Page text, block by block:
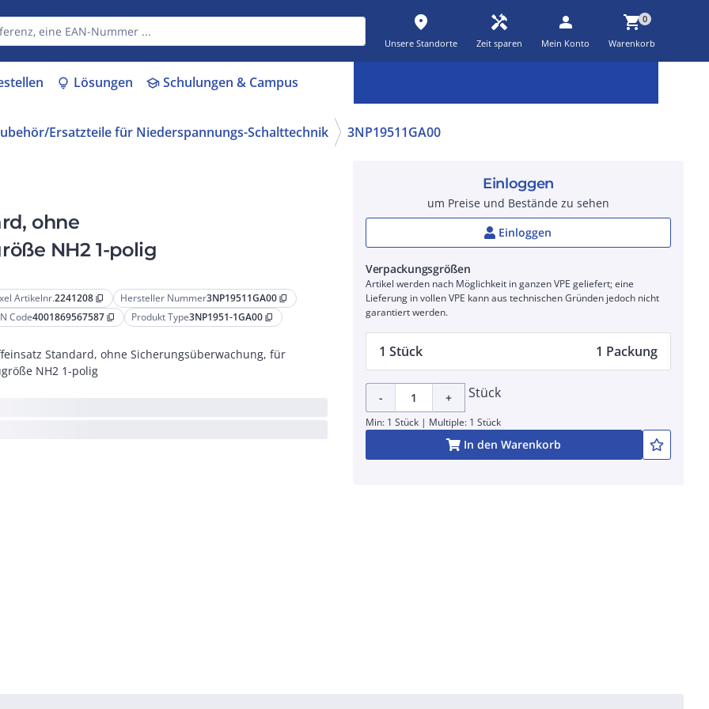
place
Unsere Standorte
handyman
Zeit sparen
person
Mein Konto
shopping_cart0
Warenkorb
lightbulb Lösungen schoolSchulungen & Campus
Ersatzteile für Niederspannungs-Schalttechnik 3NP19511GA00
ohne
NH2 1-polig
Artikelnr.2241208 content_copy Hersteller Nummer3NP19511GA00 content_copy
Code4001869567587 content_copy Produkt Type3NP1951-1GA00 content_copy
Standard, ohne Sicherungsüberwachung, für
NH2 1-polig
Einloggen
um Preise und Bestände zu sehen
Einloggen
Verpackungsgrößen
Artikel werden nach Möglichkeit in ganzen VPE geliefert; eine
Lieferung in vollen VPE kann aus technischen Gründen jedoch nicht
garantiert werden.
1 Stück 1 Packung
- + Stück
Min: 1 Stück | Multiple: 1 Stück
In den Warenkorb